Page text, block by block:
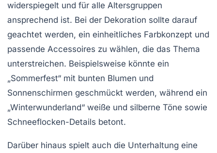
widerspiegelt und für alle Altersgruppen
ansprechend ist. Bei der Dekoration sollte darauf
geachtet werden, ein einheitliches Farbkonzept und
passende Accessoires zu wählen, die das Thema
unterstreichen. Beispielsweise könnte ein
„Sommerfest“ mit bunten Blumen und
Sonnenschirmen geschmückt werden, während ein
„Winterwunderland“ weiße und silberne Töne sowie
Schneeflocken-Details betont.
Darüber hinaus spielt auch die Unterhaltung eine